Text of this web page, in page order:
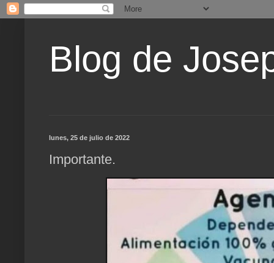
Blog de
lunes, 25 de julio de 2022
Importante.